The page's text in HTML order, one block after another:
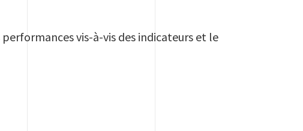
vis-à-vis des indicateurs et le